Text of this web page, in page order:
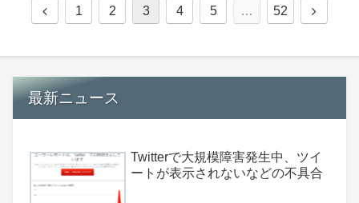
1 2 3 4 5 … 52
最新ニュース
Twitterで大規模障害発生中、ツイ
ートが表示されないなどの不具合